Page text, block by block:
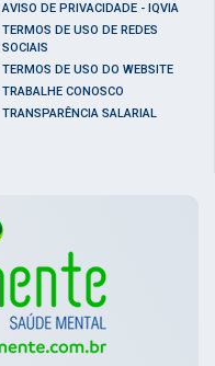
AVISO DE PRIVACIDADE - IQVIA
TERMOS DE USO DE REDES
SOCIAIS
TERMOS DE USO DO WEBSITE
TRABALHE CONOSCO
TRANSPARÊNCIA SALARIAL